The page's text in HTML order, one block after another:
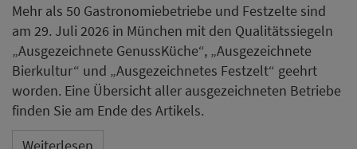
Mehr als 50 Gastronomiebetriebe und Festzelte sind
am 29. Juli 2026 in München mit den Qualitätssiegeln
„Ausgezeichnete GenussKüche“, „Ausgezeichnete
Bierkultur“ und „Ausgezeichnetes Festzelt“ geehrt
worden. Eine Übersicht aller ausgezeichneten Betriebe
finden Sie am Ende des Artikels.